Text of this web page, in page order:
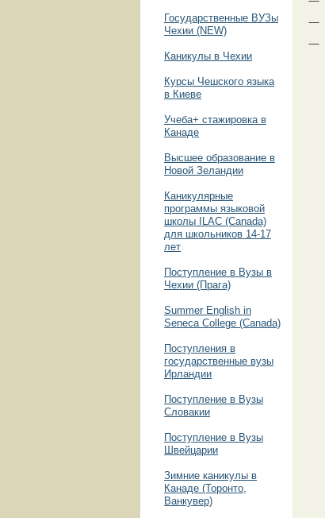
Государственные ВУЗы
Чехии (NEW)
Каникулы в Чехии
Курсы Чешского языка
в Киеве
Учеба+ стажировка в
Канаде
Высшее образование в
Новой Зеландии
Каникулярные
программы языковой
школы ILAC (Canada)
для школьников 14-17
лет
Поступление в Вузы в
Чехии (Прага)
Summer English in
Seneca College (Canada)
Поступления в
государственные вузы
Ирландии
Поступление в Вузы
Словакии
Поступление в Вузы
Швейцарии
Зимние каникулы в
Канаде (Торонто,
Ванкувер)